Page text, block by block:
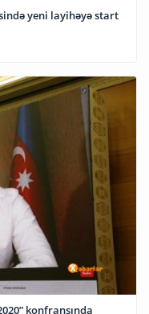
yeni layihəyə start
konfransında